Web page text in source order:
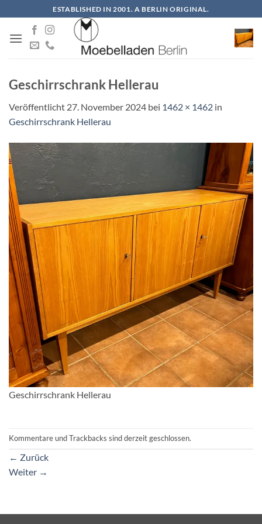
Inhalt
springen
ESTABLISHED IN 2001. A BERLIN ORIGINAL.
Geschirrschrank Hellerau
Veröffentlicht 27. November 2024 bei 1462 × 1462 in
Geschirrschrank Hellerau
Geschirrschrank Hellerau
Kommentare und Trackbacks sind derzeit geschlossen.
← Zurück
Weiter →